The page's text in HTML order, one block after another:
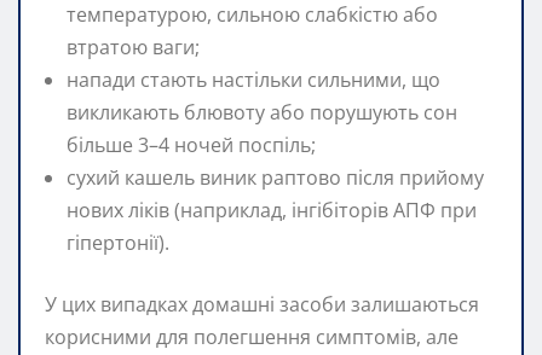
температурою, сильною слабкістю або
втратою ваги;
напади стають настільки сильними, що
викликають блювоту або порушують сон
більше 3–4 ночей поспіль;
сухий кашель виник раптово після прийому
нових ліків (наприклад, інгібіторів АПФ при
гіпертонії).
У цих випадках домашні засоби залишаються
корисними для полегшення симптомів, але